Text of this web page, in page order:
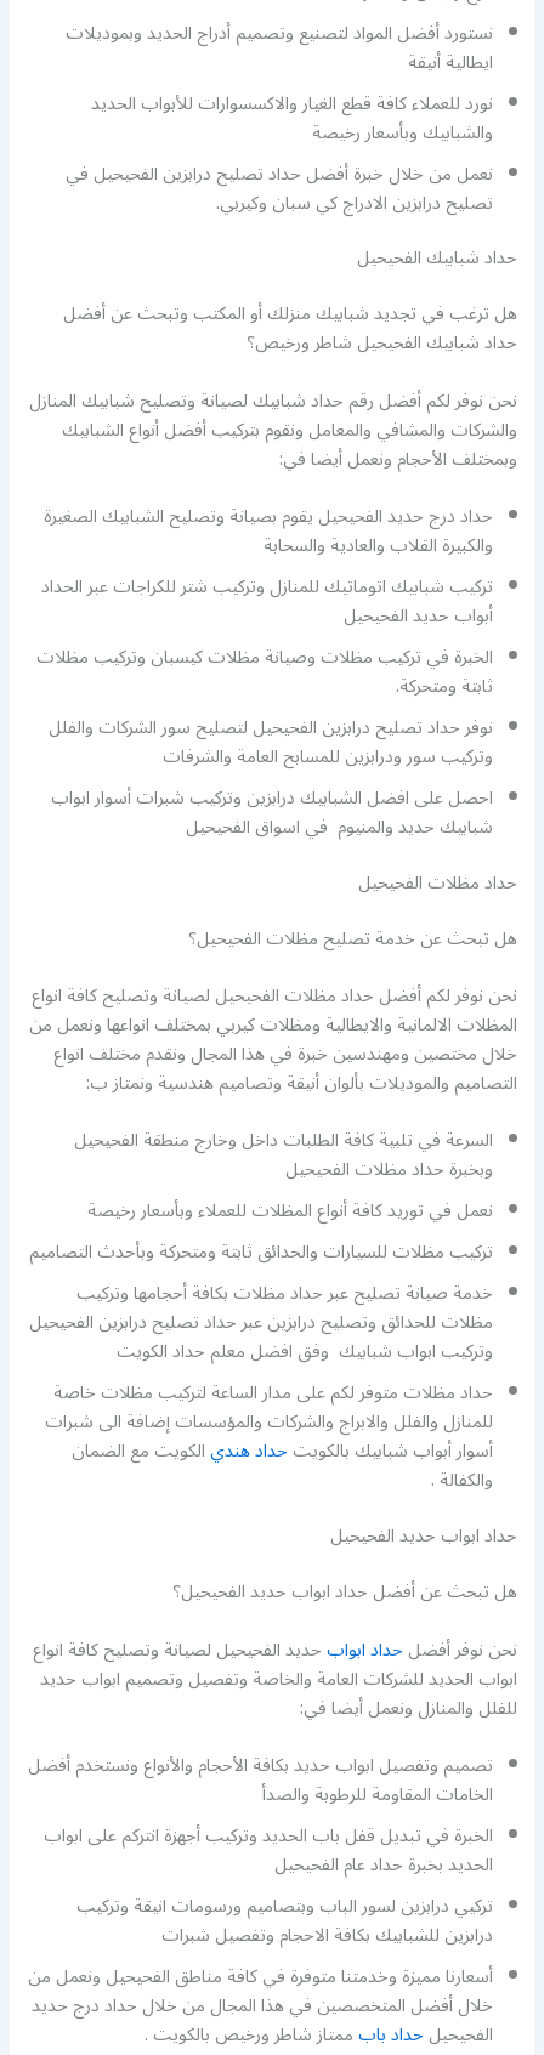
نستورد أفضل المواد لتصنيع وتصميم أدراج الحديد وبموديلات
ايطالية أنيقة
نورد للعملاء كافة قطع الغيار والاكسسوارات للأبواب الحديد
والشبابيك وبأسعار رخيصة
نعمل من خلال خبرة أفضل حداد تصليح درابزين الفحيحيل في
تصليح درابزين الادراج كي سبان وكيربي.
حداد شبابيك الفحيحيل
هل ترغب في تجديد شبابيك منزلك أو المكتب وتبحث عن أفضل
حداد شبابيك الفحيحيل شاطر ورخيص؟
نحن نوفر لكم أفضل رقم حداد شبابيك لصيانة وتصليح شبابيك المنازل
والشركات والمشافي والمعامل ونقوم بتركيب أفضل أنواع الشبابيك
وبمختلف الأحجام ونعمل أيضا في:
حداد درج حديد الفحيحيل يقوم بصيانة وتصليح الشبابيك الصغيرة
والكبيرة القلاب والعادية والسحابة
تركيب شبابيك اتوماتيك للمنازل وتركيب شتر للكراجات عبر الحداد
أبواب حديد الفحيحيل
الخبرة في تركيب مظلات وصيانة مظلات كيسبان وتركيب مظلات
ثابتة ومتحركة.
نوفر حداد تصليح درابزين الفحيحيل لتصليح سور الشركات والفلل
وتركيب سور ودرابزين للمسابح العامة والشرفات
احصل على افضل الشبابيك درابزين وتركيب شبرات أسوار ابواب
شبابيك حديد والمنيوم في اسواق الفحيحيل
حداد مظلات الفحيحيل
هل تبحث عن خدمة تصليح مظلات الفحيحيل؟
نحن نوفر لكم أفضل حداد مظلات الفحيحيل لصيانة وتصليح كافة انواع
المظلات الالمانية والايطالية ومظلات كيربي بمختلف انواعها ونعمل من
خلال مختصين ومهندسين خبرة في هذا المجال ونقدم مختلف انواع
التصاميم والموديلات بألوان أنيقة وتصاميم هندسية ونمتاز ب:
السرعة في تلبية كافة الطلبات داخل وخارج منطقة الفحيحيل
وبخبرة حداد مظلات الفحيحيل
نعمل في توريد كافة أنواع المظلات للعملاء وبأسعار رخيصة
تركيب مظلات للسيارات والحدائق ثابتة ومتحركة وبأحدث التصاميم
خدمة صيانة تصليح عبر حداد مظلات بكافة أحجامها وتركيب
مظلات للحدائق وتصليح درابزين عبر حداد تصليح درابزين الفحيحيل
وتركيب ابواب شبابيك وفق افضل معلم حداد الكويت
حداد مظلات متوفر لكم على مدار الساعة لتركيب مظلات خاصة
للمنازل والفلل والابراج والشركات والمؤسسات إضافة الى شبرات
أسوار أبواب شبابيك بالكويتحداد هنديالكويت مع الضمان
والكفالة .
حداد ابواب حديد الفحيحيل
هل تبحث عن أفضل حداد ابواب حديد الفحيحيل؟
نحن نوفر أفضلحداد ابوابحديد الفحيحيل لصيانة وتصليح كافة انواع
ابواب الحديد للشركات العامة والخاصة وتفصيل وتصميم ابواب حديد
للفلل والمنازل ونعمل أيضا في:
تصميم وتفصيل ابواب حديد بكافة الأحجام والأنواع ونستخدم أفضل
الخامات المقاومة للرطوبة والصدأ
الخبرة في تبديل قفل باب الحديد وتركيب أجهزة انتركم على ابواب
الحديد بخبرة حداد عام الفحيحيل
تركيي درابزين لسور الباب وبتصاميم ورسومات انيقة وتركيب
درابزين للشبابيك بكافة الاحجام وتفصيل شبرات
أسعارنا مميزة وخدمتنا متوفرة في كافة مناطق الفحيحيل ونعمل من
خلال أفضل المتخصصين في هذا المجال من خلال حداد درج حديد
الفحيحيلحداد بابممتاز شاطر ورخيص بالكويت .